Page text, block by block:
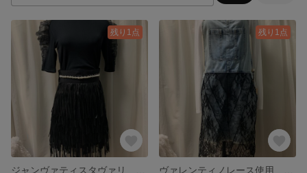
残り1点 残り1点